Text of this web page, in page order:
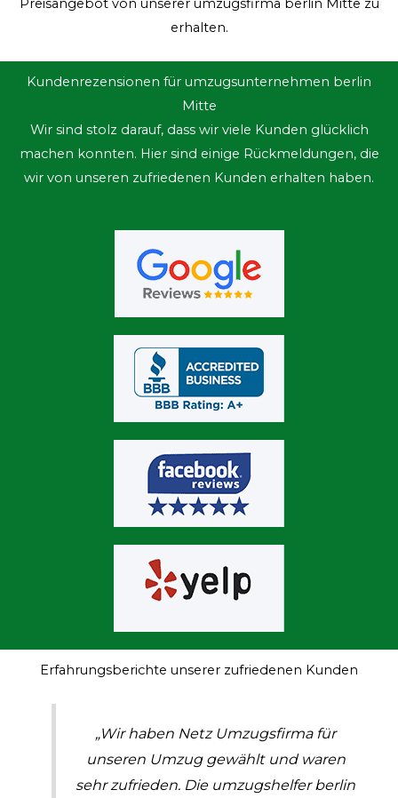
erhalten.
Kundenrezensionen für umzugsunternehmen berlin
Mitte
Wir sind stolz darauf, dass wir viele Kunden glücklich
machen konnten. Hier sind einige Rückmeldungen, die
wir von unseren zufriedenen Kunden erhalten haben.
Erfahrungsberichte unserer zufriedenen Kunden
„Wir haben Netz Umzugsfirma für
unseren Umzug gewählt und waren
sehr zufrieden. Die umzugshelfer berlin